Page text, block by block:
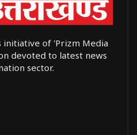
initiative of 'Prizm Media
devoted to latest news
sector.